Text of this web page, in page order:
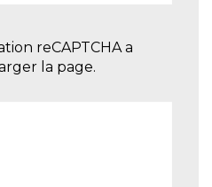
reCAPTCHA a
la page.